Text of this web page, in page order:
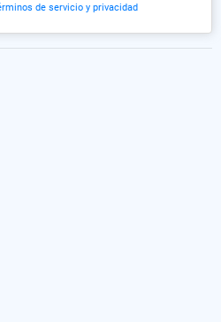
de servicio y privacidad